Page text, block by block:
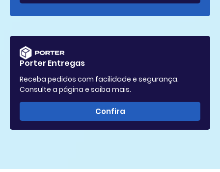
Porter Entregas
Receba pedidos com facilidade e segurança.
Consulte a página e saiba mais.
Confira